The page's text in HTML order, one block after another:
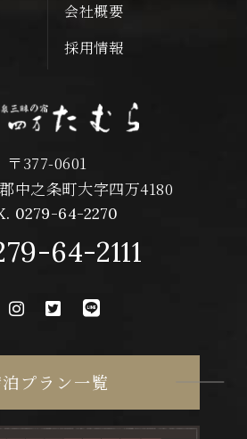
会社概要
採用情報
〒377-0601
中之条町大字四万4180
0279-64-2270
64-2111
プラン一覧